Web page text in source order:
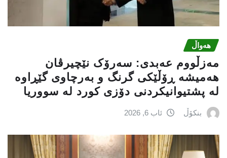
هەواڵ
مەزڵووم عەبدی: سەرۆک نێچیرڤان
هەمیشە ڕۆڵێکی گرنگ و بەرچاوی گێڕاوە
لە پشتیوانیکردنی دۆزی کورد لە سووریا
بنکۆڵ ئاب 6, 2026